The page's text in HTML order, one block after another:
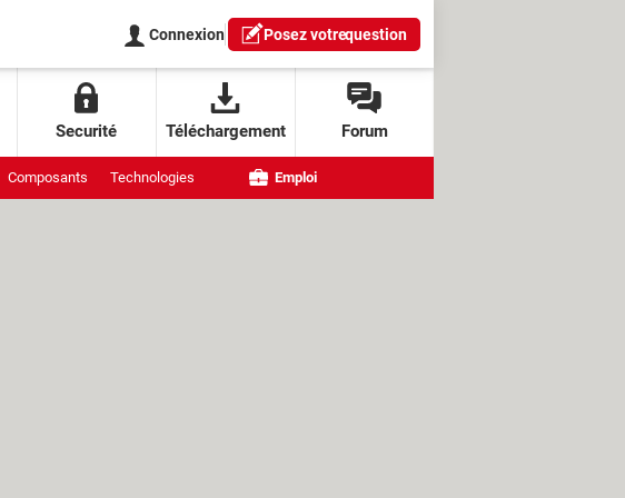
Connexion Posez votrequestion
Securité Téléchargement Forum
Composants Technologies Emploi